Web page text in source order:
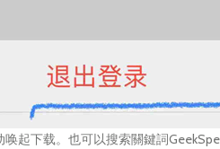
起下载。也可以搜索關鍵詞